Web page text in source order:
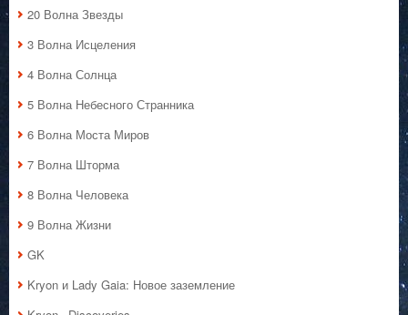
20 Волна Звезды
3 Волна Исцеления
4 Волна Солнца
5 Волна Небесного Странника
6 Волна Моста Миров
7 Волна Шторма
8 Волна Человека
9 Волна Жизни
GK
Kryon и Lady Gaia: Новое заземление